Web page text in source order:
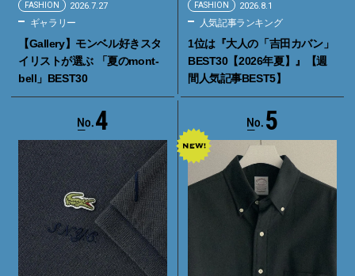
FASHION 2026.7.27
ギャラリー
【Gallery】モンベル好きスタ
イリストが選ぶ 「夏のmont-
bell」BEST30
FASHION 2026.8.1
人気記事ランキング
1位は『大人の「吉田カバン」
BEST30【2026年夏】』【週
間人気記事BEST5】
4 5